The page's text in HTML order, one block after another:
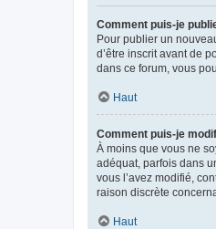
Comment puis-je
Pour publier un
d’être inscrit avant de
dans ce forum, vous
Haut
Comment puis-je
À moins que vous ne
adéquat, parfois dans
vous l’avez modifié,
raison discrète
Haut